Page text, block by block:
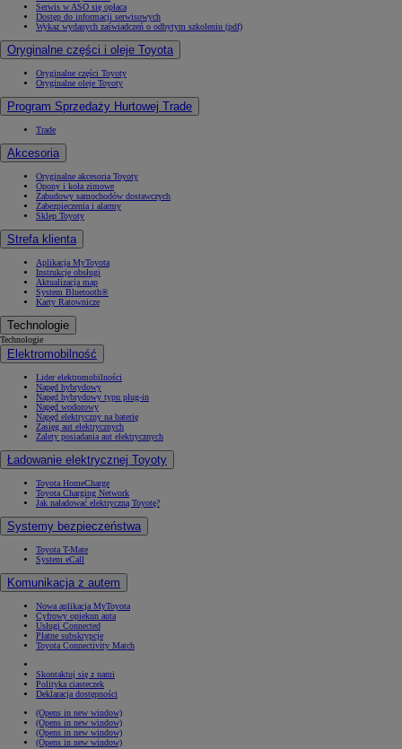
Serwis w ASO się opłaca
Dostęp do informacji serwisowych
Wykaz wydanych zaświadczeń o odbytym szkoleniu (pdf)
Oryginalne części i oleje Toyota
Oryginalne części Toyoty
Oryginalne oleje Toyoty
Program Sprzedaży Hurtowej Trade
Trade
Akcesoria
Oryginalne akcesoria Toyoty
Opony i koła zimowe
Zabudowy samochodów dostawczych
Zabezpieczenia i alarmy
Sklep Toyoty
Strefa klienta
Aplikacja MyToyota
Instrukcje obsługi
Aktualizacja map
System Bluetooth®
Karty Ratownicze
Technologie
Technologie
Elektromobilność
Lider elektromobilności
Napęd hybrydowy
Napęd hybrydowy typu plug-in
Napęd wodorowy
Napęd elektryczny na baterię
Zasięg aut elektrycznych
Zalety posiadania aut elektrycznych
Ładowanie elektrycznej Toyoty
Toyota HomeCharge
Toyota Charging Network
Jak naładować elektryczną Toyotę?
Systemy bezpieczeństwa
Toyota T-Mate
System eCall
Komunikacja z autem
Nowa aplikacja MyToyota
Cyfrowy opiekun auta
Usługi Connected
Płatne subskrypcje
Toyota Connectivity Match
Skontaktuj się z nami
Polityka ciasteczek
Deklaracja dostępności
(Opens in new window)
(Opens in new window)
(Opens in new window)
(Opens in new window)